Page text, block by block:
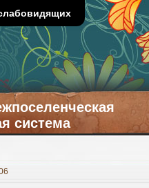
система